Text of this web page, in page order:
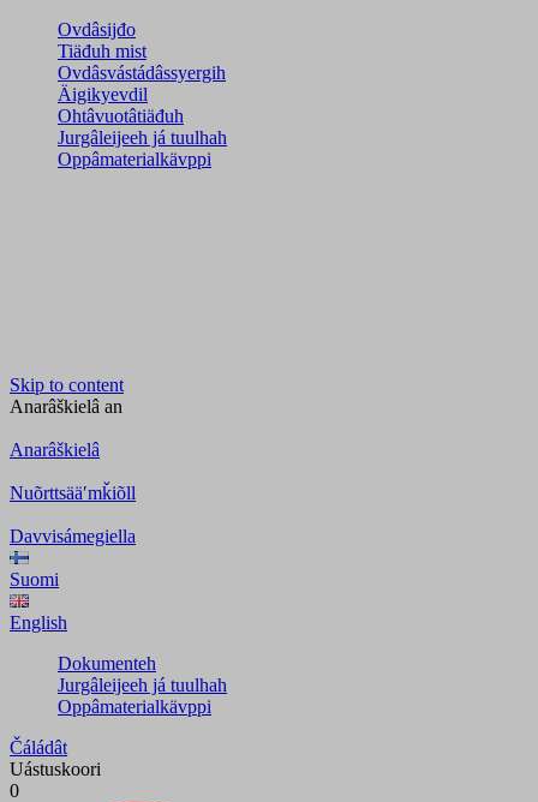
Ovdâsijđo
Tiäđuh mist
Ovdâsvástádâssyergih
Äigikyevdil
Ohtâvuotâtiäđuh
Jurgâleijeeh já tuulhah
Oppâmaterialkävppi
Skip to content
Anarâškielâ an
Anarâškielâ
Nuõrttsääʹmǩiõll
Davvisámegiella
Suomi
English
Dokumenteh
Jurgâleijeeh já tuulhah
Oppâmaterialkävppi
Čáládât
Uástuskoori
0